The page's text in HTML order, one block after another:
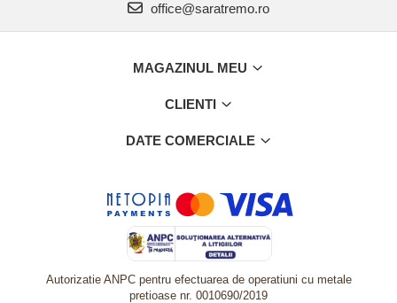
office@saratremo.ro
MAGAZINUL MEU
CLIENTI
DATE COMERCIALE
Autorizatie ANPC pentru efectuarea de operatiuni cu metale
pretioase nr. 0010690/2019